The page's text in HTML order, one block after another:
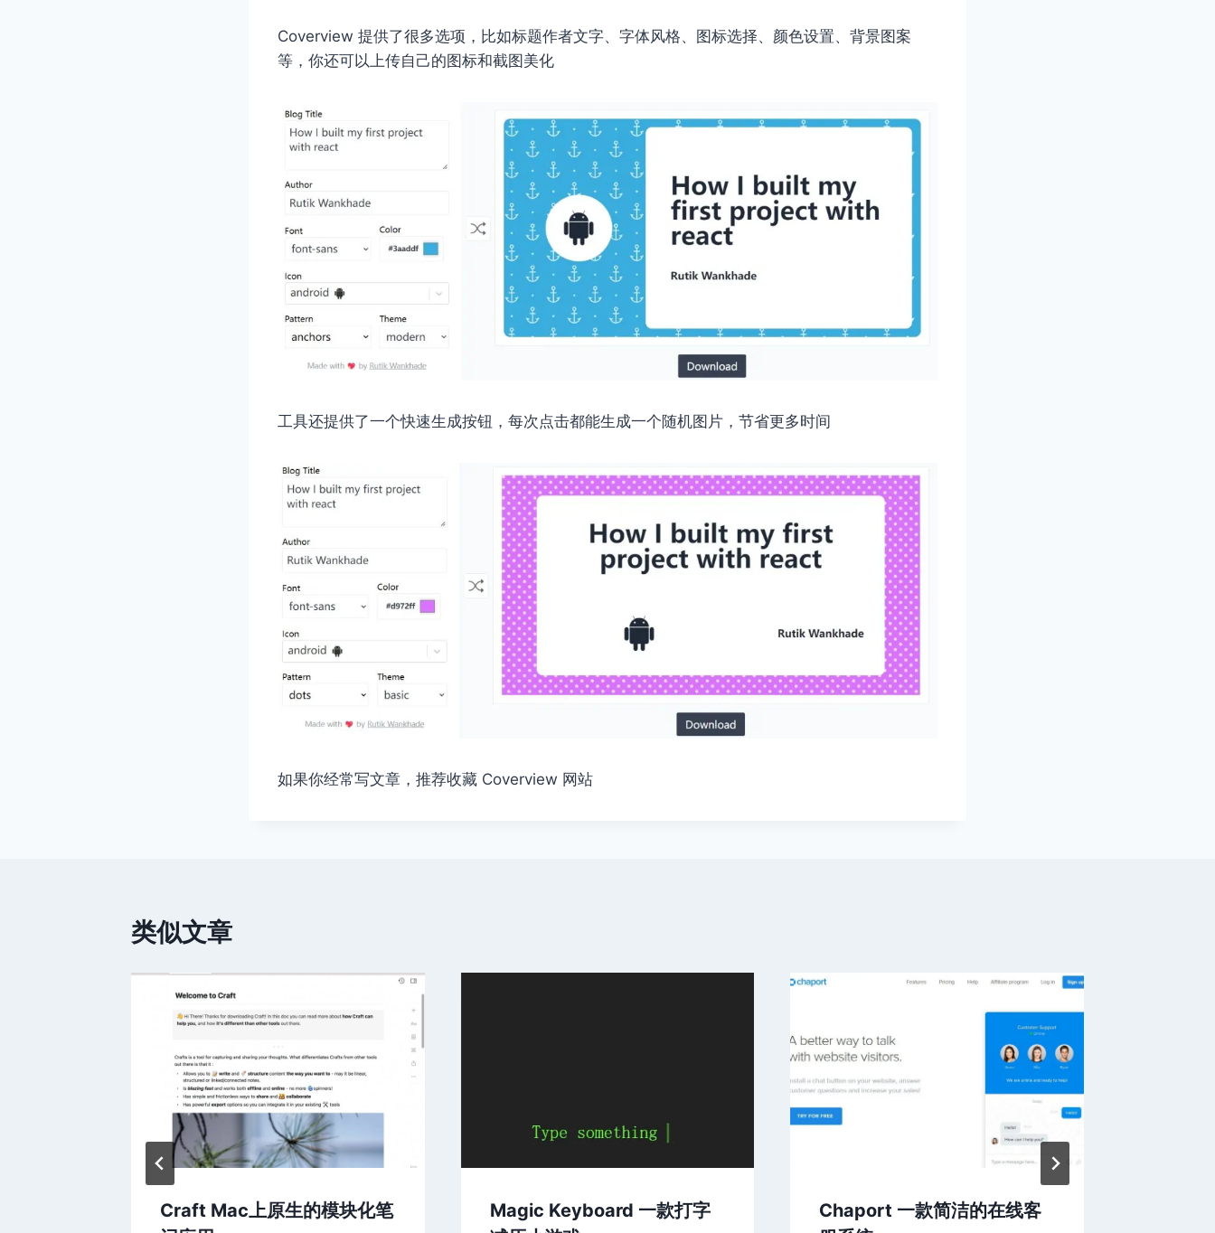
Coverview 提供了很多选项，比如标题作者文字、字体风格、图标选择、颜色设置、背景图案
等，你还可以上传自己的图标和截图美化
工具还提供了一个快速生成按钮，每次点击都能生成一个随机图片，节省更多时间
如果你经常写文章，推荐收藏 Coverview 网站
类似文章
Craft Mac上原生的模块化笔
Magic Keyboard 一款打字
Chaport 一款简洁的在线客